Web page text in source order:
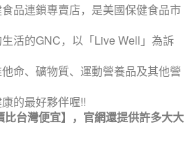
品連鎖專賣店，是美國保健食品市
活的GNC，以「Live Well」為訴
命、礦物質、運動營養品及其他營
的最好夥伴喔!!
台灣便宜】，官網還提供許多大大